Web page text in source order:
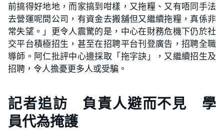
前搞得好地地，而家搞到咁樣，又拖糧、又有唔同手法
去營運呢間公司，有資金去搬舖但又繼續拖糧，真係非
常失望。」更令人震驚的是，中心在財務危機下仍於社
交平台積極招生，甚至在招聘平台刊登廣告，招聘全職
導師。阿仁批評中心邊採取「拖字訣」，又繼續招生及
招聘，令人擔憂更多人或受騙。
記者追訪 負責人避而不見 學
員代為掩護